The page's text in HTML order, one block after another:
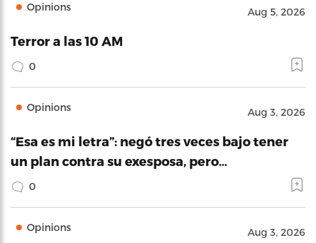
Opinions Aug 5, 2026
Terror a las 10 AM
0
Opinions Aug 3, 2026
“Esa es mi letra”: negó tres veces bajo tener
un plan contra su exesposa, pero…
0
Opinions Aug 3, 2026